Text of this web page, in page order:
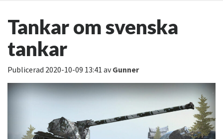
Tankar om svenska
tankar
Publicerad 2020-10-09 13:41 avGunner